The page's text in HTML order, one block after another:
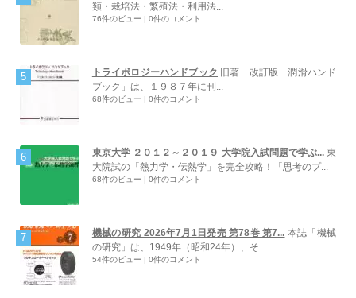
類・栽培法・繁殖法・利用法...
76件のビュー | 0件のコメント
トライボロジーハンドブック
旧著「改訂版 潤滑ハンド
ブック」は、１９８７年に刊...
68件のビュー | 0件のコメント
東京大学 ２０１２～２０１９ 大学院入試問題で学ぶ... 東
大院試の「熱力学・伝熱学」を完全攻略！「思考のプ...
68件のビュー | 0件のコメント
機械の研究 2026年7月1日発売 第78巻 第7... 本誌「機械
の研究」は、1949年（昭和24年）、そ...
54件のビュー | 0件のコメント